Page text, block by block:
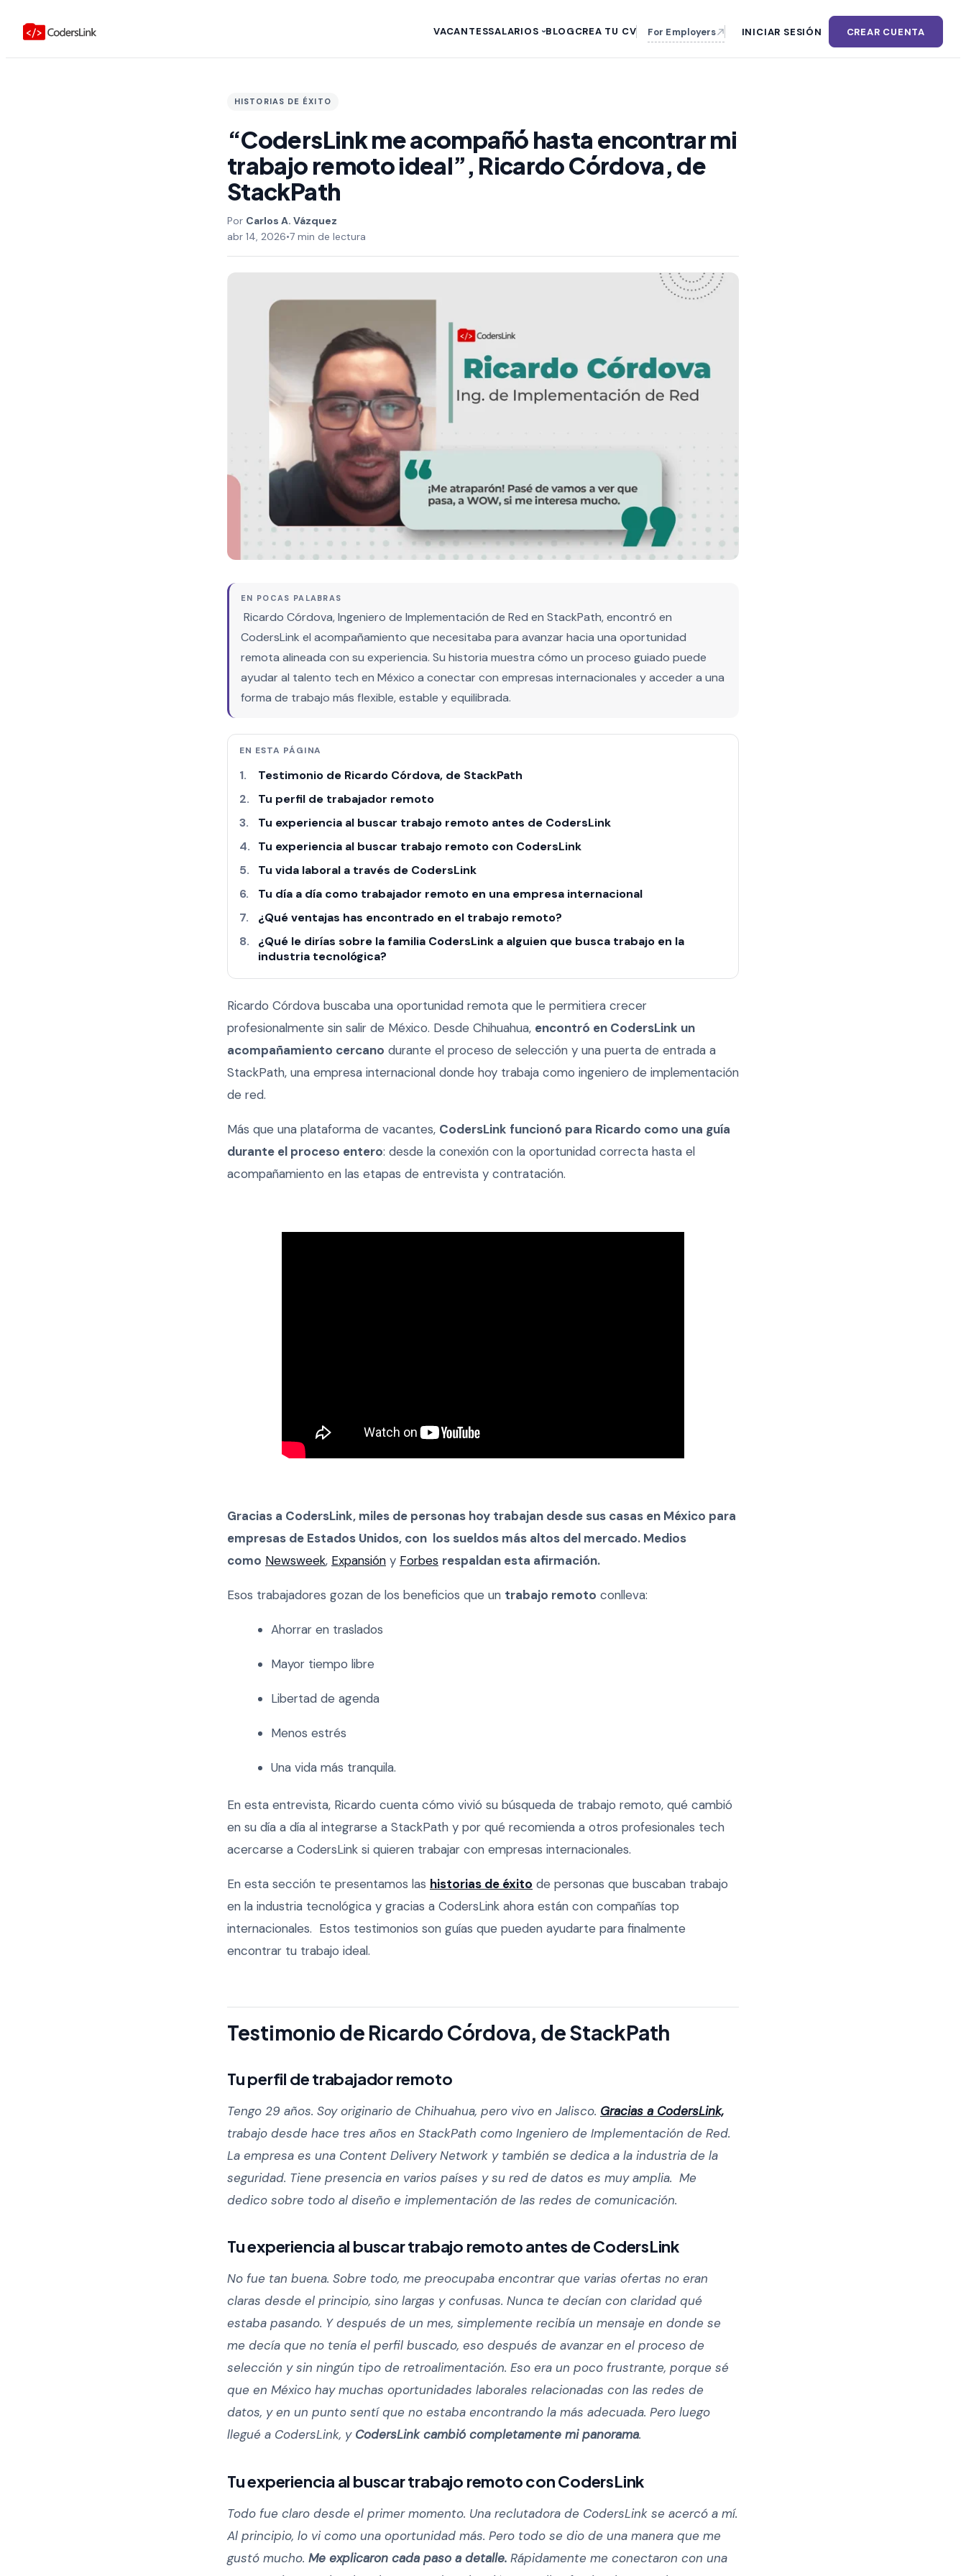
VACANTESSALARIOS›BLOGCREA TU CV For Employers INICIAR SESIÓN CREAR CUENTA
HISTORIAS DE ÉXITO
“CodersLink me acompañó hasta encontrar mi
trabajo remoto ideal”, Ricardo Córdova, de
StackPath
Carlos A. Vázquez
abr 14, 2026•7 min de lectura
EN POCAS PALABRAS
Ricardo Córdova, Ingeniero de Implementación de Red en StackPath, encontró en
CodersLink el acompañamiento que necesitaba para avanzar hacia una oportunidad
remota alineada con su experiencia. Su historia muestra cómo un proceso guiado puede
ayudar al talento tech en México a conectar con empresas internacionales y acceder a una
forma de trabajo más flexible, estable y equilibrada.
EN ESTA PÁGINA
Testimonio de Ricardo Córdova, de StackPath
Tu perfil de trabajador remoto
Tu experiencia al buscar trabajo remoto antes de CodersLink
Tu experiencia al buscar trabajo remoto con CodersLink
Tu vida laboral a través de CodersLink
Tu día a día como trabajador remoto en una empresa internacional
¿Qué ventajas has encontrado en el trabajo remoto?
¿Qué le dirías sobre la familia CodersLink a alguien que busca trabajo en la
industria tecnológica?
Ricardo Córdova buscaba una oportunidad remota que le permitiera crecer
profesionalmente sin salir de México. Desde Chihuahua, encontró en CodersLink un
acompañamiento cercano durante el proceso de selección y una puerta de entrada a
StackPath, una empresa internacional donde hoy trabaja como ingeniero de implementación
de red.
Más que una plataforma de vacantes, CodersLink funcionó para Ricardo como una guía
durante el proceso entero: desde la conexión con la oportunidad correcta hasta el
acompañamiento en las etapas de entrevista y contratación.
Gracias a CodersLink, miles de personas hoy trabajan desde sus casas en México para
empresas de Estados Unidos, con los sueldos más altos del mercado. Medios
como Newsweek, Expansión y Forbes respaldan esta afirmación.
Esos trabajadores gozan de los beneficios que un trabajo remoto conlleva:
Ahorrar en traslados
Mayor tiempo libre
Libertad de agenda
Menos estrés
Una vida más tranquila.
En esta entrevista, Ricardo cuenta cómo vivió su búsqueda de trabajo remoto, qué cambió
en su día a día al integrarse a StackPath y por qué recomienda a otros profesionales tech
acercarse a CodersLink si quieren trabajar con empresas internacionales.
En esta sección te presentamos las historias de éxito de personas que buscaban trabajo
en la industria tecnológica y gracias a CodersLink ahora están con compañías top
internacionales. Estos testimonios son guías que pueden ayudarte para finalmente
encontrar tu trabajo ideal.
Testimonio de Ricardo Córdova, de StackPath
Tu perfil de trabajador remoto
Tengo 29 años. Soy originario de Chihuahua, pero vivo en Jalisco. Gracias a CodersLink,
trabajo desde hace tres años en StackPath como Ingeniero de Implementación de Red.
La empresa es una Content Delivery Network y también se dedica a la industria de la
seguridad. Tiene presencia en varios países y su red de datos es muy amplia. Me
dedico sobre todo al diseño e implementación de las redes de comunicación.
Tu experiencia al buscar trabajo remoto antes de CodersLink
No fue tan buena. Sobre todo, me preocupaba encontrar que varias ofertas no eran
claras desde el principio, sino largas y confusas. Nunca te decían con claridad qué
estaba pasando. Y después de un mes, simplemente recibía un mensaje en donde se
me decía que no tenía el perfil buscado, eso después de avanzar en el proceso de
selección y sin ningún tipo de retroalimentación. Eso era un poco frustrante, porque sé
que en México hay muchas oportunidades laborales relacionadas con las redes de
datos, y en un punto sentí que no estaba encontrando la más adecuada. Pero luego
llegué a CodersLink, yCodersLink cambió completamente mi panorama.
Tu experiencia al buscar trabajo remoto con CodersLink
Todo fue claro desde el primer momento. Una reclutadora de CodersLink se acercó a mí.
Al principio, lo vi como una oportunidad más. Pero todo se dio de una manera que me
gustó mucho. Me explicaron cada paso a detalle. Rápidamente me conectaron con una